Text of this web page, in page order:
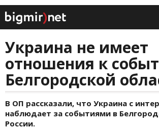
Украина не имеет
отношения к
Белгородской
В ОП рассказали, что Украина с
наблюдает за событиями в
России.